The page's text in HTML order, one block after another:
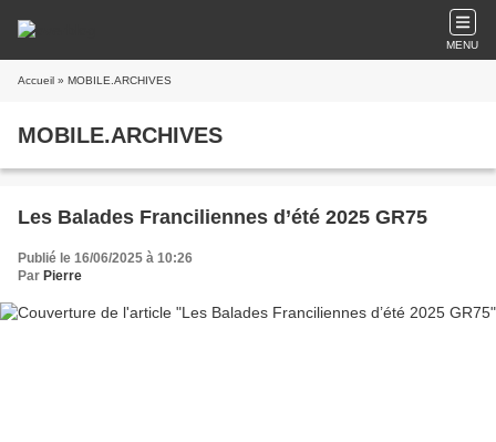
MENU
Accueil » MOBILE.ARCHIVES
MOBILE.ARCHIVES
Les Balades Franciliennes d’été 2025 GR75
Publié le 16/06/2025 à 10:26
Par Pierre